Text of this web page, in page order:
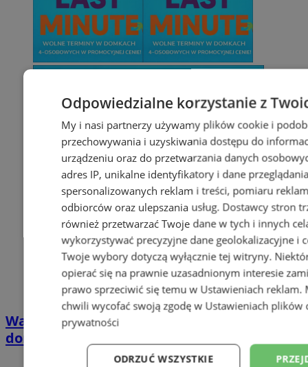
Wakacyjny wypoczynek nad Bałtykiem w
domkach Szmaragdowe Morze
Odpowiedzialne korzystanie z
My i nasi partnerzy używamy plików cookie i
przechowywania i uzyskiwania dostępu do
urządzeniu oraz do przetwarzania danych
adres IP, unikalne identyfikatory i dane
spersonalizowanych reklam i treści, pomiaru
odbiorców oraz ulepszania usług. Dostawcy stron
również przetwarzać Twoje dane w tych i innych
wykorzystywać precyzyjne dane geolokalizacyjne i
Twoje wybory dotyczą wyłącznie tej witryny.
opierać się na prawnie uzasadnionym interesie
prawo sprzeciwić się temu w Ustawieniach reklam.
chwili wycofać swoją zgodę w Ustawieniach plików
prywatności
ODRZUĆ WSZYSTKIE